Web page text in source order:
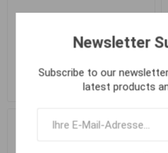
Bójka sumcová trhací,
110g+300g
€ 10,26
Newsletter
Subscribe to our
latest products